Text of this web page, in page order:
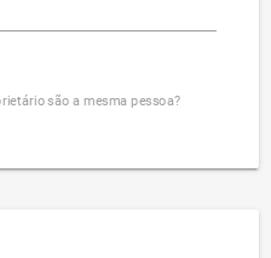
são a mesma pessoa?